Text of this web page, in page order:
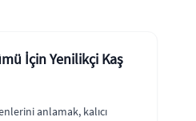
İçin Yenilikçi Kaş
anlamak, kalıcı